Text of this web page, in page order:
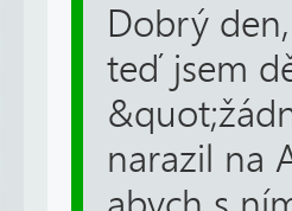
Dobrý
teď jsem
narazil na